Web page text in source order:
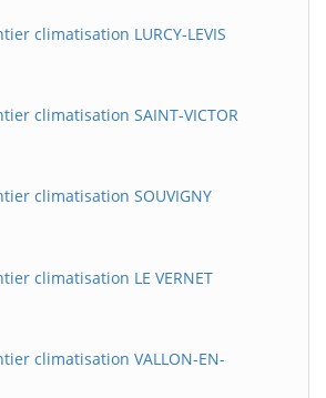
climatisation LURCY-LEVIS
climatisation SAINT-VICTOR
climatisation SOUVIGNY
climatisation LE VERNET
climatisation VALLON-EN-